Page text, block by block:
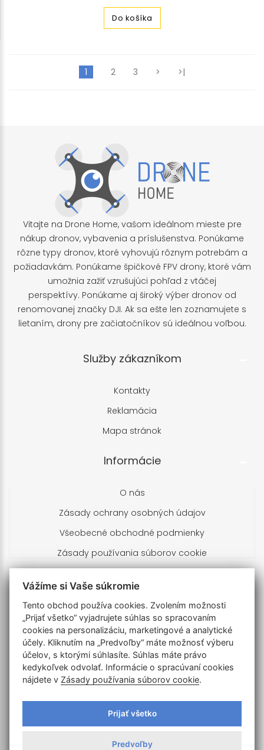
Do košíka
1 2 3 > >|
Vitajte na Drone Home, vašom ideálnom mieste pre
nákup dronov, vybavenia a príslušenstva. Ponúkame
rôzne typy dronov, ktoré vyhovujú rôznym potrebám a
požiadavkám. Ponúkame špičkové FPV drony, ktoré vám
umožnia zažiť vzrušujúci pohľad z vtáčej
perspektívy. Ponúkame aj široký výber dronov od
renomovanej značky DJI. Ak sa ešte len zoznamujete s
lietaním, drony pre začiatočníkov sú ideálnou voľbou.
Služby zákazníkom
Kontakty
Reklamácia
Mapa stránok
Informácie
O nás
Zásady ochrany osobných údajov
Všeobecné obchodné podmienky
Zásady používania súborov cookie
Kontakty
Branislav Brnula
Turčianska 673/19
900 28 Zálesie
Slovenská republika
IČO: 51203758 DIČ: 1024855733
+421905702197
V pracovné dni: 8:00 - 18:00
Vážíme si Vaše súkromie
Tento obchod používa cookies. Zvolením možnosti
„Prijať všetko“ vyjadrujete súhlas so spracovaním
cookies na personalizáciu, marketingové a analytické
účely. Kliknutím na „Predvoľby“ máte možnosť výberu
účelov, s ktorými súhlasíte. Súhlas máte právo
kedykoľvek odvolať. Informácie o spracúvaní cookies
nájdete v Zásady používania súborov cookie.
Prijať všetko
Predvoľby